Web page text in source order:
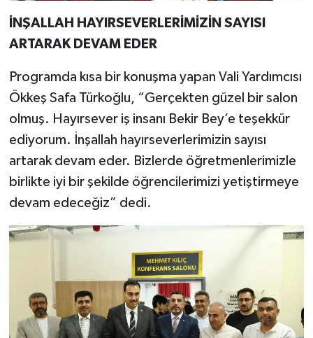
İNŞALLAH HAYIRSEVERLERİMİZİN SAYISI
ARTARAK DEVAM EDER
Programda kısa bir konuşma yapan Vali Yardımcısı
Ökkeş Safa Türkoğlu, “Gerçekten güzel bir salon
olmuş. Hayırsever iş insanı Bekir Bey’e teşekkür
ediyorum. İnşallah hayırseverlerimizin sayısı
artarak devam eder. Bizlerde öğretmenlerimizle
birlikte iyi bir şekilde öğrencilerimizi yetiştirmeye
devam edeceğiz” dedi.